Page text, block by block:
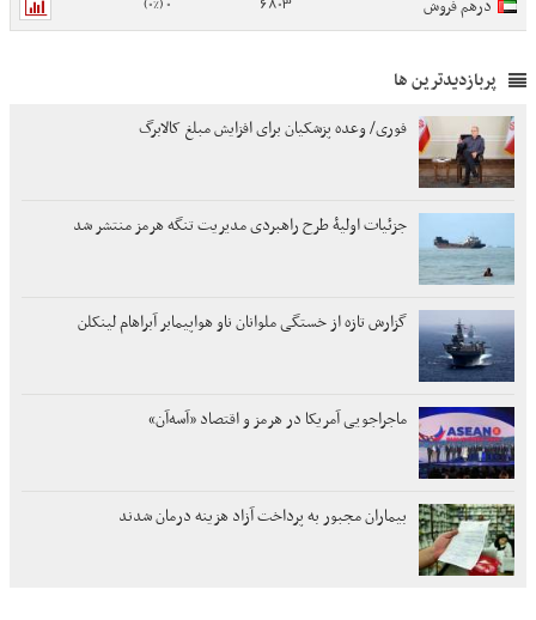
درهم فروش
پربازدیدترین ها
فوری/ وعده پزشکیان برای افزایش مبلغ کالابرگ
جزئیات اولیۀ طرح راهبردی مدیریت تنگه هرمز منتشر شد
گزارش تازه از خستگی ملوانان ناو هواپیمابر آبراهام لینکلن
ماجراجویی آمریکا در هرمز و اقتصاد «آسه‌آن»
بیماران مجبور به پرداخت آزاد هزینه درمان شدند